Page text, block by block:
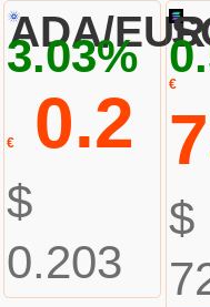
ADA/EUR
3.03%
€0.2
$
0.203
€
$